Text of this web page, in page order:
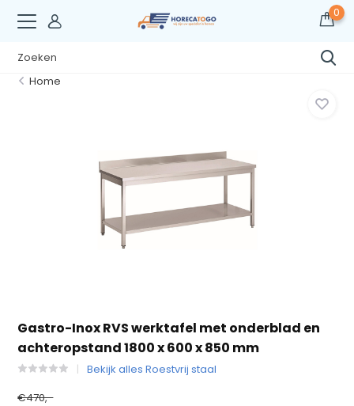
0
Home
Gastro-Inox RVS werktafel met onderblad en
achteropstand 1800 x 600 x 850 mm
Bekijk alles Roestvrij staal
€470,-